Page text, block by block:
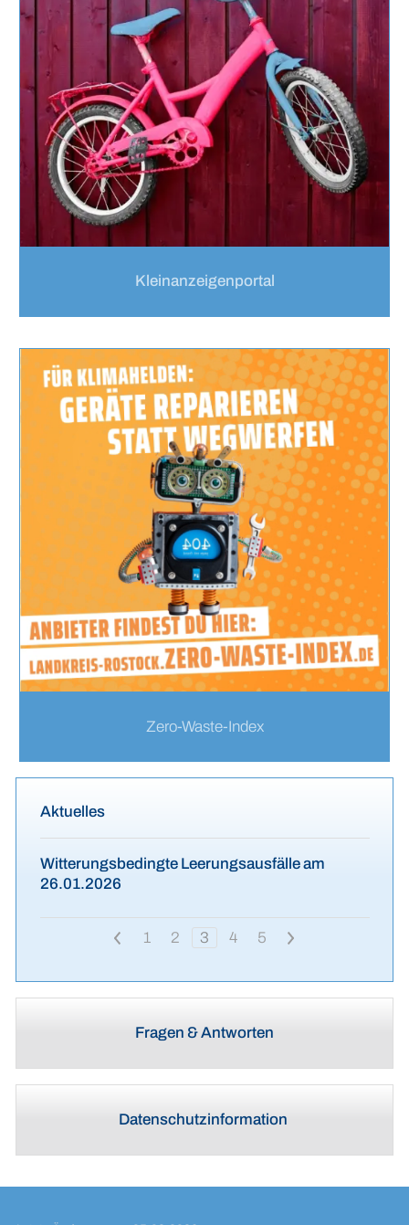
Kleinanzeigenportal
Zero-Waste-Index
Aktuelles
Witterungsbedingte Leerungsausfälle am
26.01.2026
< 1 2 3 4 5 >
Fragen & Antworten
Datenschutzinformation